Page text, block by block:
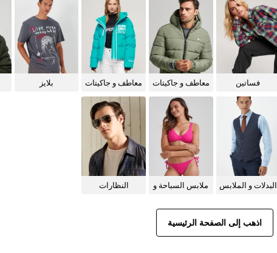
فساتين
معاطف و جاكيتات
معاطف و جاكيتات
بلايز
البدلات و الملابس
ملابس السباحة و
النظارات
اذهب إلى الصفحة الرئيسية